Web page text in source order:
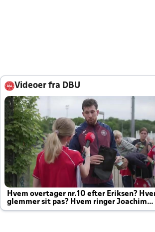
Videoer fra DBU
Hvem overtager nr.10 efter Eriksen?
glemmer sit pas? Hvem ringer Joachim
altid til efter kampe?